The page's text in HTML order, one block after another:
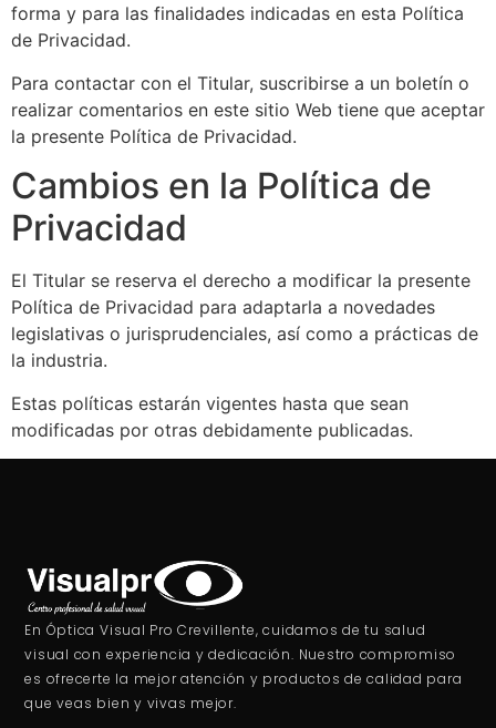
forma y para las finalidades indicadas en esta Política
de Privacidad.
Para contactar con el Titular, suscribirse a un boletín o
realizar comentarios en este sitio Web tiene que aceptar
la presente Política de Privacidad.
Cambios en la Política de
Privacidad
El Titular se reserva el derecho a modificar la presente
Política de Privacidad para adaptarla a novedades
legislativas o jurisprudenciales, así como a prácticas de
la industria.
Estas políticas estarán vigentes hasta que sean
modificadas por otras debidamente publicadas.
En Óptica Visual Pro Crevillente, cuidamos de tu salud
visual con experiencia y dedicación. Nuestro compromiso
es ofrecerte la mejor atención y productos de calidad para
que veas bien y vivas mejor.